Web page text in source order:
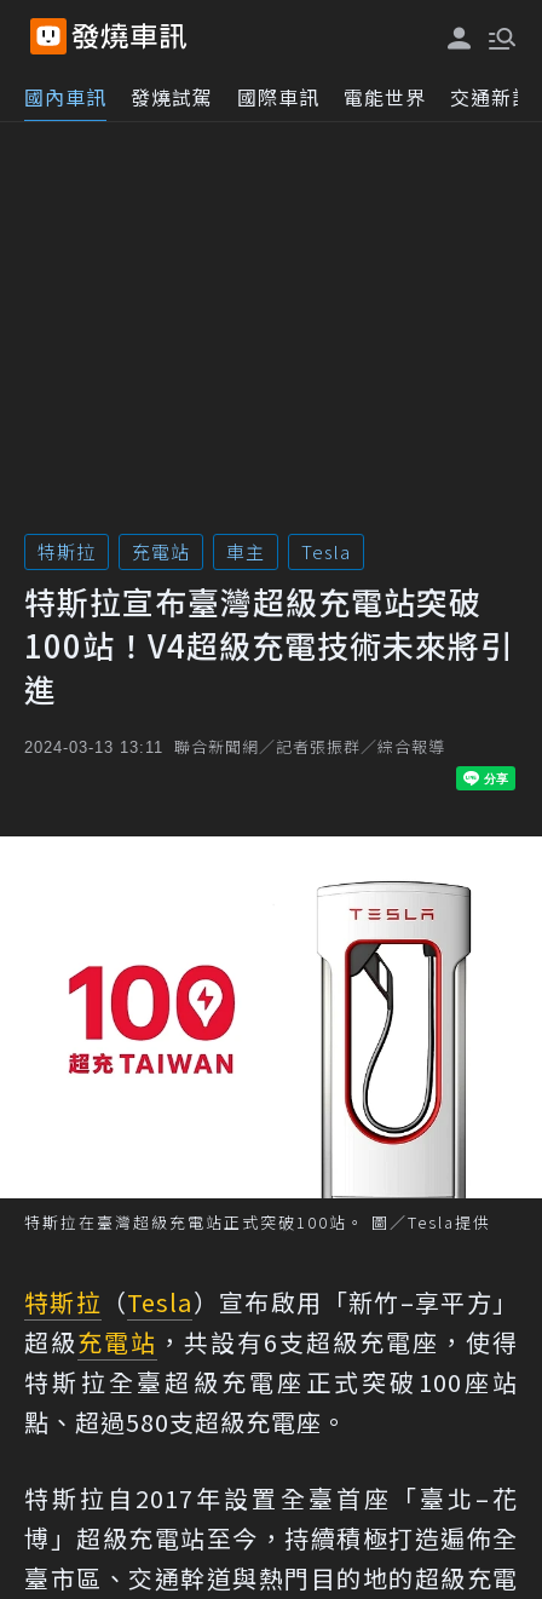
國內車訊 發燒試駕 國際車訊 電能世界 交通新訊
特斯拉 充電站 車主 Tesla
特斯拉宣布臺灣超級充電站突破
100站！V4超級充電技術未來將引
進
2024-03-13 13:11 聯合新聞網／記者張振群／綜合報導
特斯拉在臺灣超級充電站正式突破100站。 圖／Tesla提供
特斯拉 （Tesla）宣布啟用「新竹–享平方」
超級充電站 ，共設有6支超級充電座，使得
特斯拉全臺超級充電座正式突破100座站
點、超過580支超級充電座。
特斯拉自2017年設置全臺首座「臺北–花
博」超級充電站至今，持續積極打造遍佈全
臺市區、交通幹道與熱門目的地的超級充電